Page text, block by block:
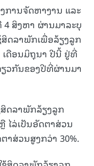
ການຈັດຫາງານ ແລະ
4 ສິງຫາ ຜ່ານມາລະບຸ
ດລາພັກເພື່ອລ້ຽງລູກ
ເດືອນມິຖຸນາ ປີນີ້ ຢູ່ທີ່
ຽວກັນຂອງປີທີ່ຜ່ານມາ
ດລາພັກລ້ຽງລູກ
ໄລ່ເປັນອັດຕາສ່ວນ
າສ່ວນສູງກວ່າ 30%.